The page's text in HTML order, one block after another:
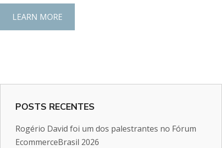
LEARN MORE
POSTS RECENTES
Rogério David foi um dos palestrantes no Fórum
EcommerceBrasil 2026